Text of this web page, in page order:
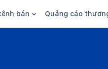
bán Quảng cáo